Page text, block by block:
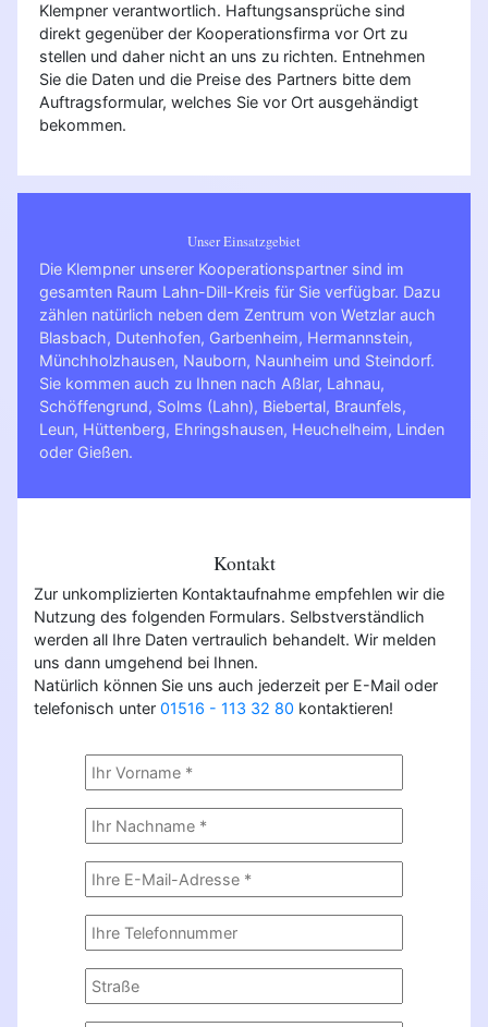
Klempner verantwortlich. Haftungsansprüche sind
direkt gegenüber der Kooperationsfirma vor Ort zu
stellen und daher nicht an uns zu richten. Entnehmen
Sie die Daten und die Preise des Partners bitte dem
Auftragsformular, welches Sie vor Ort ausgehändigt
bekommen.
Unser Einsatzgebiet
Die Klempner unserer Kooperationspartner sind im
gesamten Raum Lahn-Dill-Kreis für Sie verfügbar. Dazu
zählen natürlich neben dem Zentrum von Wetzlar auch
Blasbach, Dutenhofen, Garbenheim, Hermannstein,
Münchholzhausen, Nauborn, Naunheim und Steindorf.
Sie kommen auch zu Ihnen nach Aßlar, Lahnau,
Schöffengrund, Solms (Lahn), Biebertal, Braunfels,
Leun, Hüttenberg, Ehringshausen, Heuchelheim, Linden
oder Gießen.
Kontakt
Zur unkomplizierten Kontaktaufnahme empfehlen wir die
Nutzung des folgenden Formulars. Selbstverständlich
werden all Ihre Daten vertraulich behandelt. Wir melden
uns dann umgehend bei Ihnen.
Natürlich können Sie uns auch jederzeit per E-Mail oder
telefonisch unter 01516 - 113 32 80 kontaktieren!